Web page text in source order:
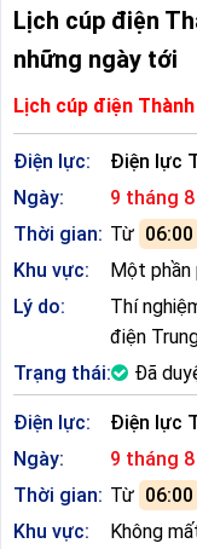
Lịch cúp điện
những ngày tới
Lịch cúp điện
Điện lực:
Điện lực
Ngày:
9 tháng
Thời gian: Từ 06:00
Khu vực:
Một phần
Lý do:
Thí
điện
Trạng thái:
Đã
Điện lực:
Điện lực
Ngày:
9 tháng
Thời gian: Từ 06:00
Khu vực:
Không